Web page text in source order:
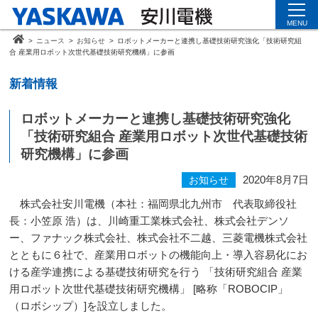
MENU
> ニュース > お知らせ >
ロボットメーカーと連携し基礎技術研究強化「技術研究組
合 産業用ロボット次世代基礎技術研究機構」に参画
新着情報
ロボットメーカーと連携し基礎技術研究強化
「技術研究組合 産業用ロボット次世代基礎技術
研究機構」に参画
お知らせ
2020年8月7日
株式会社安川電機（本社：福岡県北九州市 代表取締役社
長：小笠原 浩）は、川崎重工業株式会社、株式会社デンソ
ー、ファナック株式会社、株式会社不二越、三菱電機株式会社
とともに６社で、産業用ロボットの機能向上・導入容易化にお
ける産学連携による基礎技術研究を行う 「技術研究組合 産業
用ロボット次世代基礎技術研究機構」
[略称「ROBOCIP 」
（ロボシップ）]を設立しました。